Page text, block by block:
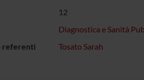
12
Diagnostica e Sanità
referenti
Tosato Sarah